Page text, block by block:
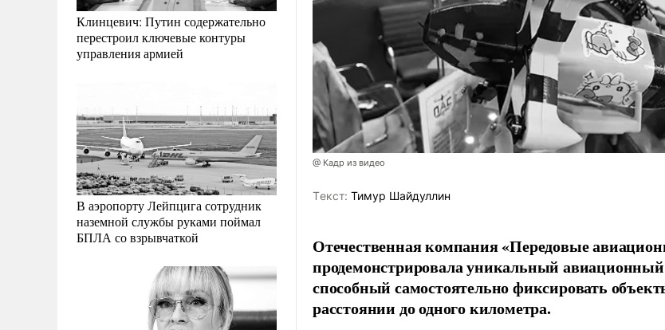
Клинцевич: Путин содержательно
перестроил ключевые контуры
управления армией
В аэропорту Лейпцига сотрудник
наземной службы руками поймал
БПЛА со взрывчаткой
@ Кадр из видео
Tекст: Тимур Шайдуллин
Отечественная компания «Передовые
продемонстрировала уникальный
способный самостоятельно фиксировать
расстоянии до одного километра.